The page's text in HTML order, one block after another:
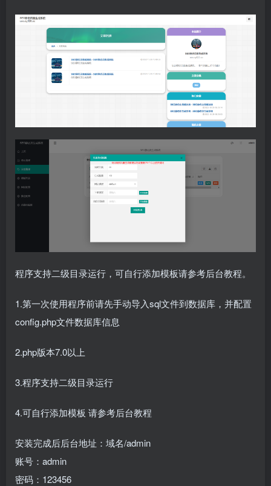
程序支持二级目录运行，可自行添加模板请参考后台教程。
1.第一次使用程序前请先手动导入sql文件到数据库，并配置
config.php文件数据库信息
2.php版本7.0以上
3.程序支持二级目录运行
4.可自行添加模板 请参考后台教程
安装完成后后台地址：域名/admin
账号：admin
密码：123456